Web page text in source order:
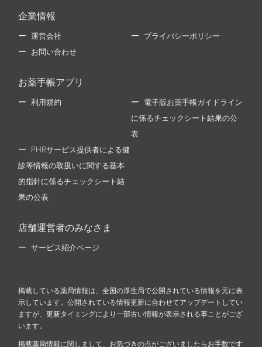
企業情報
運営会社 プライバシーポリシー
お問い合わせ
お薬手帳アプリ
利用規約 電子版お薬手帳ガイドライン
に係るチェックシート結果の公
表
PHRサービス提供者による健
診等情報の取扱いに関する基本
的指針に係るチェックシート結
果の公表
店舗運営者のみなさま
サービス紹介ページ
掲載している薬局情報は、全国の厚生局で公開されている情報を元に表
示しています。公開されている情報更新に合わせてアップデートしてい
ますが、更新タイミングにより一部古い情報が表示される事ことがござ
います。
掲載薬局情報に関しまして、お気づきの点がございましたらお手数です